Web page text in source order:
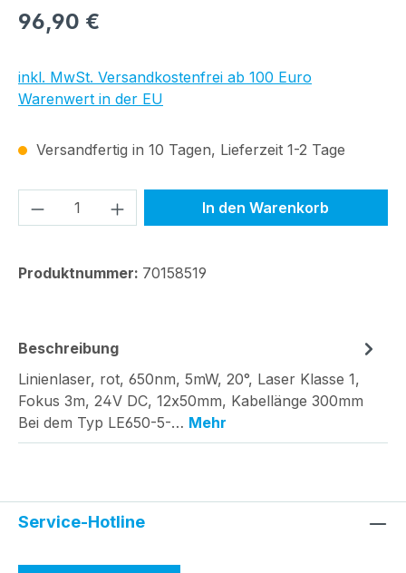
Regulärer Preis:
96,90 €
inkl. MwSt. Versandkostenfrei ab 100 Euro
Warenwert in der EU
Versandfertig in 10 Tagen, Lieferzeit 1-2 Tage
Produkt Anzahl: Gib denIn den Warenkorb
Produktnummer: 70158519
Beschreibung
Linienlaser, rot, 650nm, 5mW, 20°, Laser Klasse 1,
Fokus 3m, 24V DC, 12x50mm, Kabellänge 300mm
Bei dem Typ LE650-5-… Mehr
Service-Hotline